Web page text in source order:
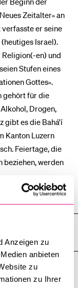
Anzeigen zu
anbieten
zu
zu Ihrer
Zeitalter» an
verfasste er seine
Israel).
Religion(-en) und
Stufen eines
Gottes».
gehört für die
Drogen,
gibt es die Bahá’í
Kanton Luzern
Feiertage, die
beziehen, werden
Alle anzeigen
Alle
Sektionen
öffnen
rel-LU) ist